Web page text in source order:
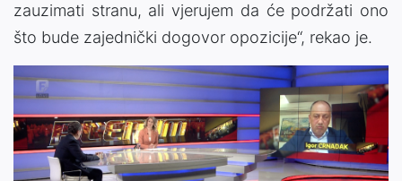
zauzimati stranu, ali vjerujem da će podržati ono
što bude zajednički dogovor opozicije“, rekao je.